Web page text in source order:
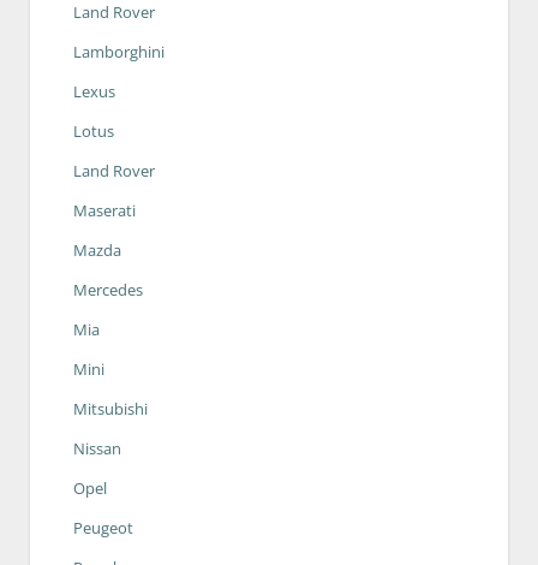
Land Rover
Lamborghini
Lexus
Lotus
Land Rover
Maserati
Mazda
Mercedes
Mia
Mini
Mitsubishi
Nissan
Opel
Peugeot